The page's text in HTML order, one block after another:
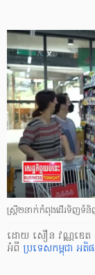
ស្រ្តី២នាក់កំពុងដើរទិញទំនិ
ដោយ សឿន វណ្ណឌេត
អំពី ប្រទេសកម្ពុជា អតិ